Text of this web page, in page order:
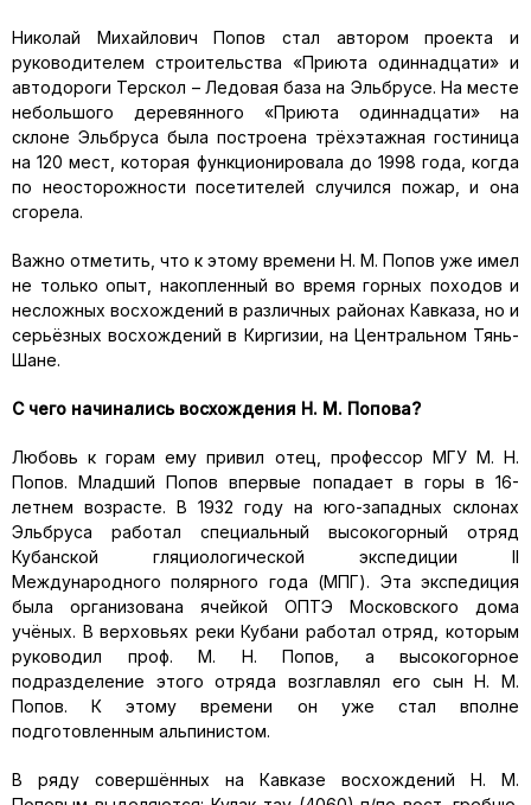
Николай Михайлович Попов стал автором проекта и
руководителем строительства «Приюта одиннадцати» и
автодороги Терскол – Ледовая база на Эльбрусе. На месте
небольшого деревянного «Приюта одиннадцати» на
склоне Эльбруса была построена трёхэтажная гостиница
на 120 мест, которая функционировала до 1998 года, когда
по неосторожности посетителей случился пожар, и она
сгорела.
Важно отметить, что к этому времени Н. М. Попов уже имел
не только опыт, накопленный во время горных походов и
несложных восхождений в различных районах Кавказа, но и
серьёзных восхождений в Киргизии, на Центральном Тянь-
Шане.
С чего начинались восхождения Н. М. Попова?
Любовь к горам ему привил отец, профессор МГУ М. Н.
Попов. Младший Попов впервые попадает в горы в 16-
летнем возрасте. В 1932 году на юго-западных склонах
Эльбруса работал специальный высокогорный отряд
Кубанской гляциологической экспедиции II
Международного полярного года (МПГ). Эта экспедиция
была организована ячейкой ОПТЭ Московского дома
учёных. В верховьях реки Кубани работал отряд, которым
руководил проф. М. Н. Попов, а высокогорное
подразделение этого отряда возглавлял его сын Н. М.
Попов. К этому времени он уже стал вполне
подготовленным альпинистом.
В ряду совершённых на Кавказе восхождений Н. М.